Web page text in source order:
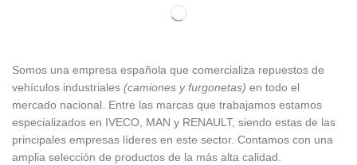
Somos una empresa española que comercializa repuestos de
vehículos industriales (camiones y furgonetas) en todo el
mercado nacional. Entre las marcas que trabajamos estamos
especializados en IVECO, MAN y RENAULT, siendo estas de las
principales empresas líderes en este sector. Contamos con una
amplia selección de productos de la más alta calidad.